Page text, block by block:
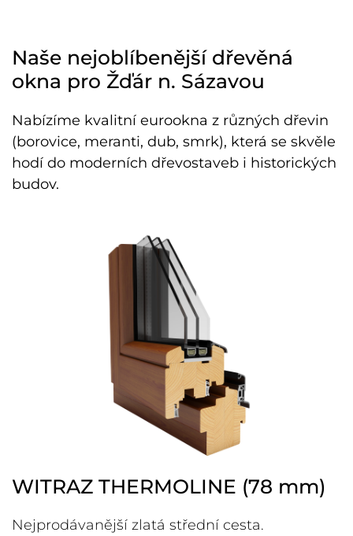
Naše nejoblíbenější dřevěná
okna pro Žďár n. Sázavou
Nabízíme kvalitní eurookna z různých dřevin
(borovice, meranti, dub, smrk), která se skvěle
hodí do moderních dřevostaveb i historických
budov.
WITRAZ THERMOLINE (78 mm)
Nejprodávanější zlatá střední cesta.